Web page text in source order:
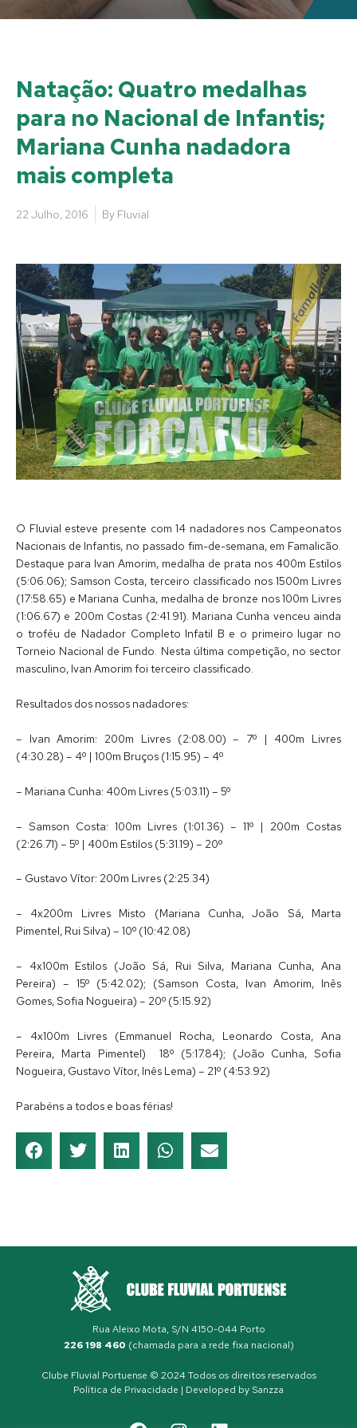
Natação: Quatro medalhas
para no Nacional de Infantis;
Mariana Cunha nadadora
mais completa
22 Julho, 2016 By Fluvial
O Fluvial esteve presente com 14 nadadores nos Campeonatos
Nacionais de Infantis, no passado fim-de-semana, em Famalicão.
Destaque para Ivan Amorim, medalha de prata nos 400m Estilos
(5:06.06); Samson Costa, terceiro classificado nos 1500m Livres
(17:58.65) e Mariana Cunha, medalha de bronze nos 100m Livres
(1:06.67) e 200m Costas (2:41.91). Mariana Cunha venceu ainda
o troféu de Nadador Completo Infatil B e o primeiro lugar no
Torneio Nacional de Fundo. Nesta última competição, no sector
masculino, Ivan Amorim foi terceiro classificado.
Resultados dos nossos nadadores:
– Ivan Amorim: 200m Livres (2:08.00) – 7º | 400m Livres
(4:30.28) – 4º | 100m Bruços (1:15.95) – 4º
– Mariana Cunha: 400m Livres (5:03.11) – 5º
– Samson Costa: 100m Livres (1:01.36) – 11º | 200m Costas
(2:26.71) – 5º | 400m Estilos (5:31.19) – 20º
– Gustavo Vítor: 200m Livres (2:25.34)
– 4x200m Livres Misto (Mariana Cunha, João Sá, Marta
Pimentel, Rui Silva) – 10º (10:42.08)
– 4x100m Estilos (João Sá, Rui Silva, Mariana Cunha, Ana
Pereira) – 15º (5:42.02); (Samson Costa, Ivan Amorim, Inês
Gomes, Sofia Nogueira) – 20º (5:15.92)
– 4x100m Livres (Emmanuel Rocha, Leonardo Costa, Ana
Pereira, Marta Pimentel) 18º (5:17.84); (João Cunha, Sofia
Nogueira, Gustavo Vítor, Inês Lema) – 21º (4:53.92)
Parabéns a todos e boas férias!
Rua Aleixo Mota, S/N 4150-044 Porto
226 198 460 (chamada para a rede fixa nacional)
Clube Fluvial Portuense © 2024 Todos os direitos reservados
Política de Privacidade | Developed by Sanzza